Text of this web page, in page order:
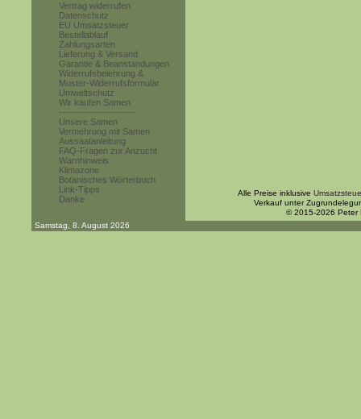
Vertrag widerrufen
Datenschutz
EU Umsatzsteuer
Bestellablauf
Zahlungsarten
Lieferung & Versand
Garantie & Beanstandungen
Widerrufsbelehrung &
Muster-Widerrufsformular
Umweltschutz
Wir kaufen Samen
------------------------
Unsere Samen
Vermehrung mit Samen
Aussaatanleitung
FAQ-Fragen zur Anzucht
Warnhinweis
Klimazone
Botanisches Wörterbuch
Link-Tipps
Danke
Alle Preise inklusive
Verkauf unter
© 2015-2026 Peter
Samstag, 8. August 2026